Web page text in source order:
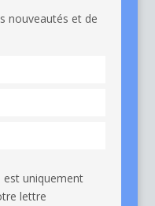
nouveautés et de
est uniquement
lettre